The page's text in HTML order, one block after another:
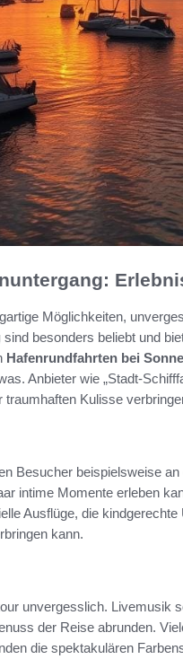
Möglichkeiten,
sind besonders beliebt und
Hafenrundfahrten bei
Anbieter wie „Stadt-
Kulisse
Besucher beispielsweise
intime Momente erleben
Ausflüge, die
kann.
unvergesslich. Livemusik
der Reise abrunden.
die spektakulären